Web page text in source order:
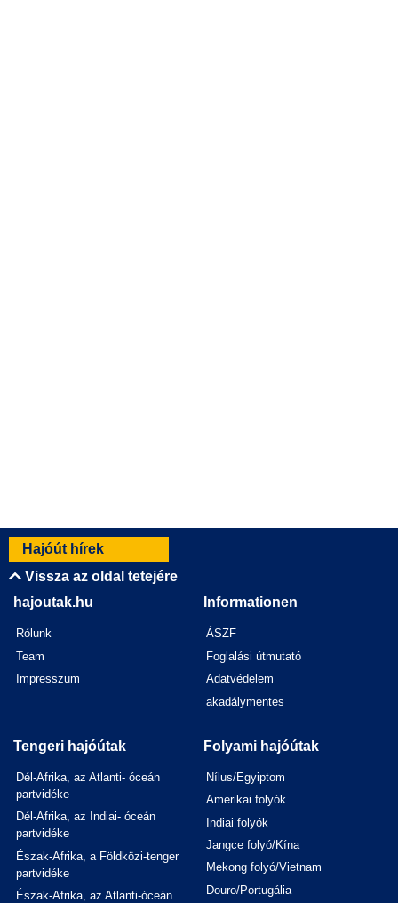
Hajóút hírek
Vissza az oldal tetejére
hajoutak.hu
Rólunk
Team
Impresszum
Informationen
ÁSZF
Foglalási útmutató
Adatvédelem
akadálymentes
Tengeri hajóútak
Dél-Afrika, az Atlanti- óceán
partvidéke
Dél-Afrika, az Indiai- óceán
partvidéke
Észak-Afrika, a Földközi-tenger
partvidéke
Észak-Afrika, az Atlanti-óceán
Folyami hajóútak
Nílus/Egyiptom
Amerikai folyók
Indiai folyók
Jangce folyó/Kína
Mekong folyó/Vietnam
Douro/Portugália